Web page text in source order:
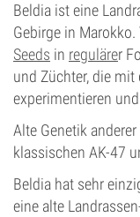
Beldia ist eine
Gebirge in
Seeds in regulärer
und Züchter, die
experimentieren
Alte Genetik anderer
klassischen AK-47
Beldia hat sehr
eine alte